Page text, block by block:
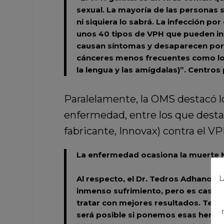
sexual. La mayoría de las personas
ni siquiera lo sabrá. La infección
unos 40 tipos de VPH que pueden
causan síntomas y desaparecen
cánceres menos frecuentes como
la lengua y las amígdalas)”. Centros
Paralelamente, la OMS
enfermedad, entre los que
fabricante, Innovax) contra el
La enfermedad ocasiona la muerte
Al respecto, el Dr. Tedros Adhanom
inmenso sufrimiento, pero es casi
tratar con mejores resultados.
será posible si ponemos esas